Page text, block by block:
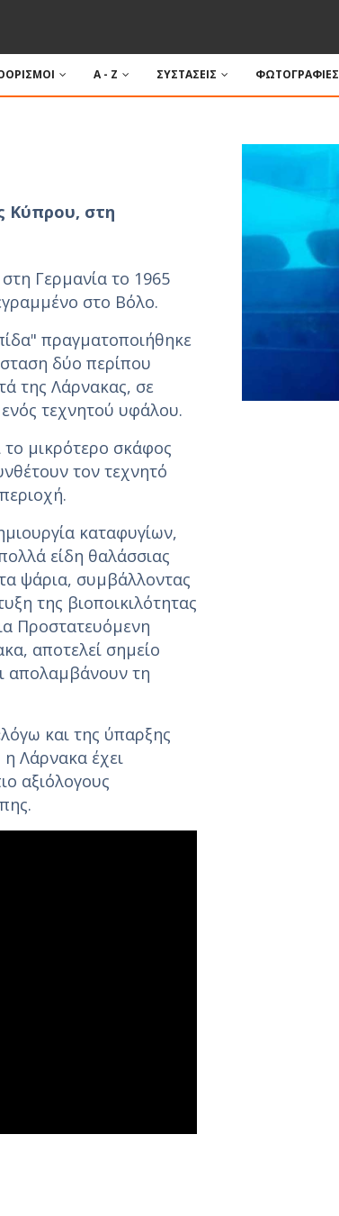
A - Z ΣΥΣΤΑΣΕΙΣ ΦΩΤΟΓΡΑΦΙΕΣ
Κύπρου, στη
Γερμανία το 1965
στο Βόλο.
πραγματοποιήθηκε
δύο περίπου
της Λάρνακας, σε
τεχνητού υφάλου.
το μικρότερο σκάφος
τον τεχνητό
καταφυγίων,
είδη θαλάσσιας
ψάρια, συμβάλλοντας
της βιοποικιλότητας
Προστατευόμενη
αποτελεί σημείο
απολαμβάνουν τη
και της ύπαρξης
Λάρνακα έχει
αξιόλογους